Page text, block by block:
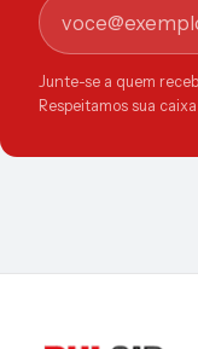
Junte-se a quem
Respeitamos sua